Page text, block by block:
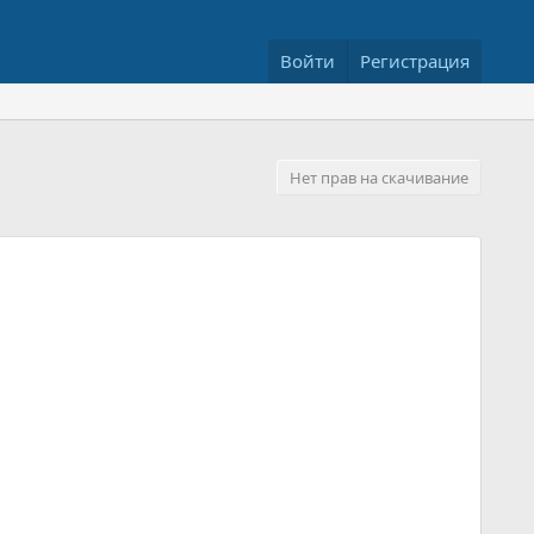
Войти Регистрация
Нет прав на скачивание